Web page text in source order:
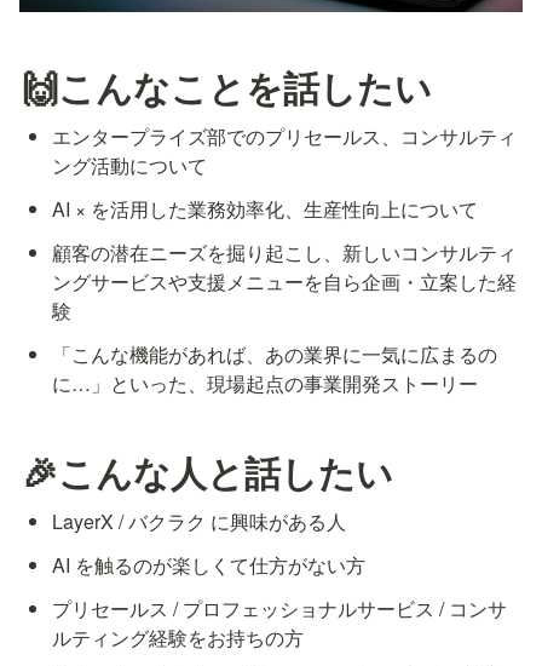
🙌こんなことを話したい
エンタープライズ部でのプリセールス、コンサルティ
ング活動について
AI × を活用した業務効率化、生産性向上について
顧客の潜在ニーズを掘り起こし、新しいコンサルティ
ングサービスや支援メニューを自ら企画・立案した経
験
「こんな機能があれば、あの業界に一気に広まるの
に…」といった、現場起点の事業開発ストーリー
🎉こんな人と話したい
LayerX / バクラク に興味がある人
AI を触るのが楽しくて仕方がない方
プリセールス / プロフェッショナルサービス / コンサ
ルティング経験をお持ちの方